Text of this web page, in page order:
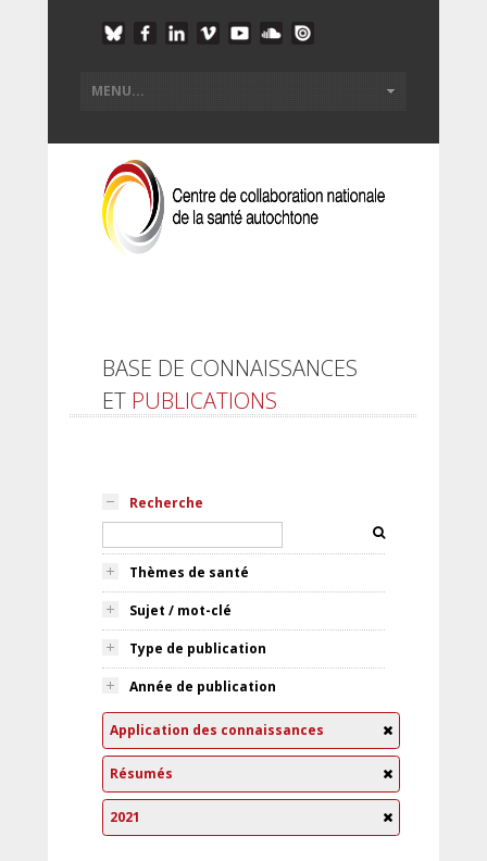
BASE DE CONNAISSANCES
ET PUBLICATIONS
Recherche
Thèmes de santé
Sujet / mot-clé
Type de publication
Année de publication
Application des connaissances
Résumés
2021